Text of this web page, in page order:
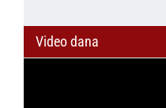
Video dana